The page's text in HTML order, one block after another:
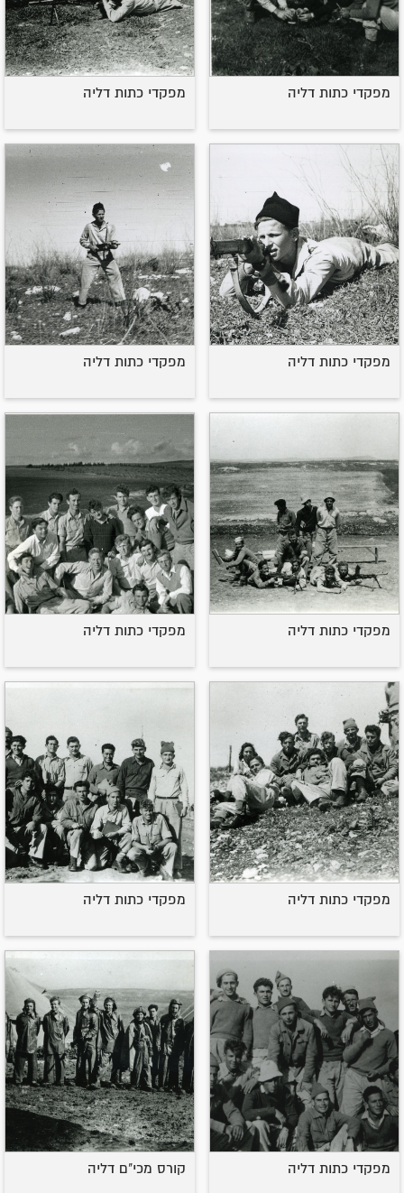
מפקדי כתות דליה מפקדי כתות דליה
מפקדי כתות דליה מפקדי כתות דליה
מפקדי כתות דליה מפקדי כתות דליה
מפקדי כתות דליה מפקדי כתות דליה
מפקדי כתות דליה קורס מכי"ם דליה